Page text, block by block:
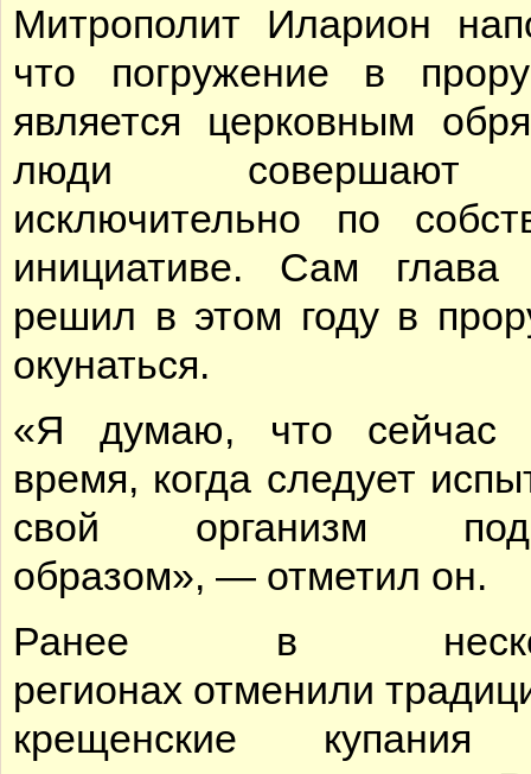
Митрополит Иларион
что погружение в
является церковным
люди
исключительно по
инициативе. Сам
решил в этом году в
окунаться.
«Я думаю, что сейчас
время, когда следует
свой организм
образом», — отметил он.
Ранее в
регионах отменили
крещенские купания